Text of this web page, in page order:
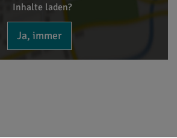
Inhalte laden?
Ja, immer